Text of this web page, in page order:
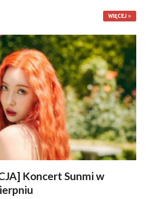
WIĘCEJ
Koncert Sunmi w